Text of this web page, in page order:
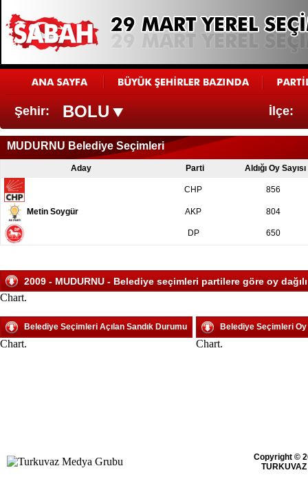
Şehir: BOLU İlçe:
MUDURNU Belediye Seçimleri
Aday Parti Aldığı Oy Sayısı
CHP 856
Metin Soygür AKP 804
DP 650
2009 - MUDURNU - Belediye seçimleri partilere göre oy
Chart.
Belediye Seçimleri Açılan Sandık Durumu
Chart.
Belediye Seçimleri
Chart.
Copyright ©